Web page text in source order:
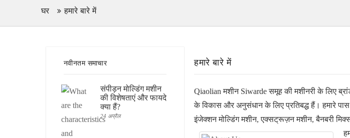
घर हमारे बारे में
नवीनतम समाचार
संपीड़न मोल्डिंग मशीन
की विशेषताएं और फायदे
क्या हैं?
24 अप्रैल
हमारे बारे में
Qiaolian मशीन Siwarde समूह की मशीनरी के लिए
के विकास और अनुसंधान के लिए प्रतिबद्ध हैं। हमारे
इंजेक्शन मोल्डिंग मशीन, एक्सट्रूज़न मशीन, बैनबरी